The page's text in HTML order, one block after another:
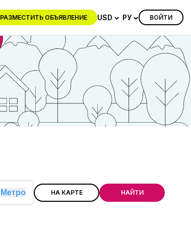
РАЗМЕСТИТЬ ОБЪЯВЛЕНИЕ USD РУ ВОЙТИ
Метро НА КАРТЕ НАЙТИ